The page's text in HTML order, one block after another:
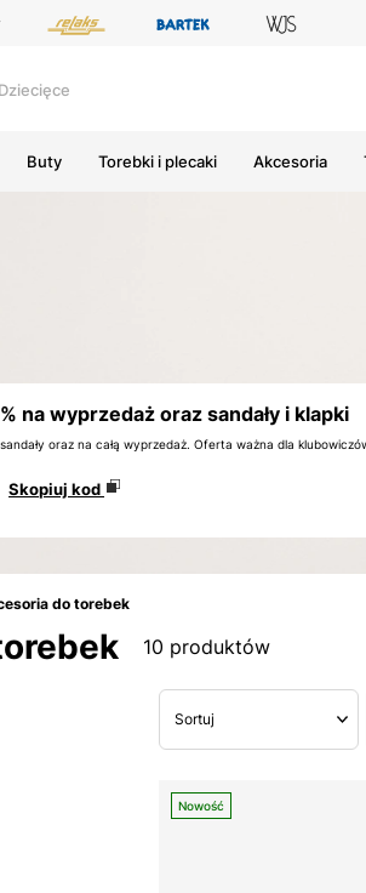
Dziecięce
Buty Torebki i plecaki Akcesoria
na wyprzedaż oraz sandały i klapki
oraz na całą wyprzedaż. Oferta ważna dla
Skopiuj kod
do torebek
10 produktów
Sortuj
Nowość